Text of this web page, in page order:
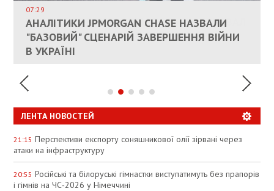
КАНДИДАТ В ПРЕМЬЕРЫ ПОЛЬШИ ПРИЗВАЛ
ЕС ПРЕКРАТИТЬ ВОЕННУЮ ПОМОЩЬ
УКРАИНЕ
07:29
АНАЛІТИКИ JPMORGAN CHASE НАЗВАЛИ
"БАЗОВИЙ" СЦЕНАРІЙ ЗАВЕРШЕННЯ ВІЙНИ
В УКРАЇНІ
СОСТОИТСЯ В БЛИЖАЙШЕЕ ВРЕМЯ, –
РЮТТЕ
ПАЛИВНИЙ РИНОК РОЗІГРІЛИ ШТУЧНО:
АНАЛІТИКИ ЗВИНУВАТИЛИ АЗС У
СПЕКУЛЯЦІЇ
ЛЕНТА НОВОСТЕЙ
21:15 Перспективи експорту соняшникової олії зірвані через
атаки на інфраструктуру
20:55 Російські та білоруські гімнастки виступатимуть без прапорів
і гімнів на ЧС‑2026 у Німеччині